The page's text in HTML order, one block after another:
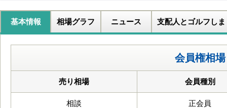
基本情報 相場グラフ ニュース 支配人とゴルフしま
会員権相場
売り相場 会員種別
相談 正会員